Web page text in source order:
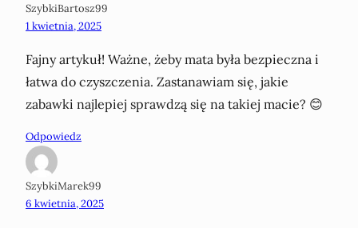
SzybkiBartosz99
1 kwietnia, 2025
Fajny artykuł! Ważne, żeby mata była bezpieczna i
łatwa do czyszczenia. Zastanawiam się, jakie
zabawki najlepiej sprawdzą się na takiej macie? 😊
Odpowiedz
SzybkiMarek99
6 kwietnia, 2025